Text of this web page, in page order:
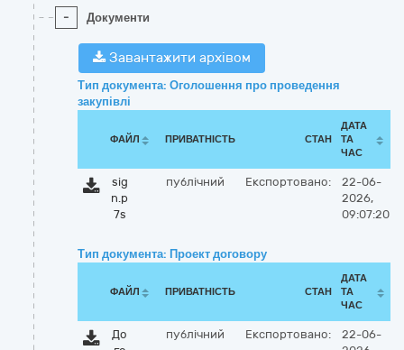
- Документи
Завантажити архівом
Тип документа: Оголошення про проведення
закупівлі
ФАЙЛ ПРИВАТНІСТЬ СТАН
ДАТА
ТА
ЧАС
sig
n.p
7s
публічний Експортовано:
22-06-
2026,
09:07:20
Тип документа: Проект договору
ФАЙЛ ПРИВАТНІСТЬ СТАН
ДАТА
ТА
ЧАС
До
публічний Експортовано:
22-06-